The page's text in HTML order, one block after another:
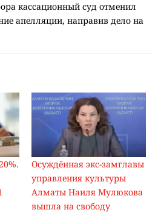
кассационный суд отменил
апелляции, направив дело на
Осуждённая экс-замглавы
управления культуры
Алматы Наиля Мулюкова
вышла на свободу